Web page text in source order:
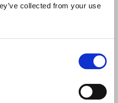
collected from your use